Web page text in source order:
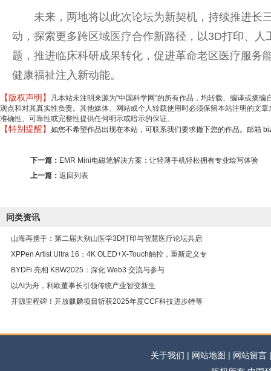
未来，两地将以此次论坛为新契机，持续推进长
动，探索更多跨区域医疗合作新路径，以3D打印、
题，推进临床科研成果转化，促进革命老区医疗服务
健康福祉注入新动能。
【版权声明】
凡本站未注明来源为"中国科学网"的所有作品，均转载、编译或摘
观点和对其真实性负责。其他媒体、网站或个人转载使用时必须保留本站注明的文
准确性、可靠性或完整性提供任何明示或暗示的保证。
【特别提醒】 如您不希望作品出现在本站，可联系我们要求撤下您的作品。邮箱
下一篇： EMR Mini电磁笔解决方案：让轻薄手机轻松拥有专业绘写体验
上一篇： 返回列表
同类资讯
山海再携手：第二届大别山医学3D打印与智慧医疗论坛共启
XPPen Artist Ultra 16：4K OLED+X-Touch触控，重新定义专
BYDFi 亮相 KBW2025：深化 Web3 交流与参与
以AI为舟，利欧董事长引领传统产业智变新生
开源里程碑！开放麒麟项目斩获2025年度CCF科技进步特等
关于我们 | 网站地图 | 网站留